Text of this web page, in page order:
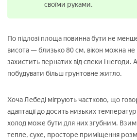
своїми руками.
По підлозі площа повинна бути не
висота — близько 80 см, вікон можна
захистить пернатих від спеки і негоди.
побудувати більш грунтовне житло.
Хоча Лебеді мігрують частково, що
адаптації до досить низьких
холод може бути для них згубним.
тепле, сухе, просторе приміщення